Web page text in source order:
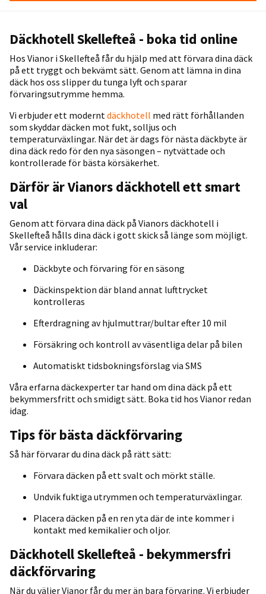
Däckhotell Skellefteå - boka tid online
Hos Vianor i Skellefteå får du hjälp med att förvara dina däck
på ett tryggt och bekvämt sätt. Genom att lämna in dina
däck hos oss slipper du tunga lyft och sparar
förvaringsutrymme hemma.
Vi erbjuder ett moderntdäckhotell med rätt förhållanden
som skyddar däcken mot fukt, solljus och
temperaturväxlingar. När det är dags för nästa däckbyte är
dina däck redo för den nya säsongen – nytvättade och
kontrollerade för bästa körsäkerhet.
Därför är Vianors däckhotell ett smart
val
Genom att förvara dina däck på Vianors däckhotell i
Skellefteå hålls dina däck i gott skick så länge som möjligt.
Vår service inkluderar:
Däckbyte och förvaring för en säsong
Däckinspektion där bland annat lufttrycket
kontrolleras
Efterdragning av hjulmuttrar/bultar efter 10 mil
Försäkring och kontroll av väsentliga delar på bilen
Automatiskt tidsbokningsförslag via SMS
Våra erfarna däckexperter tar hand om dina däck på ett
bekymmersfritt och smidigt sätt. Boka tid hos Vianor redan
idag.
Tips för bästa däckförvaring
Så här förvarar du dina däck på rätt sätt:
Förvara däcken på ett svalt och mörkt ställe.
Undvik fuktiga utrymmen och temperaturväxlingar.
Placera däcken på en ren yta där de inte kommer i
kontakt med kemikalier och oljor.
Däckhotell Skellefteå - bekymmersfri
däckförvaring
När du väljer Vianor får du mer än bara förvaring. Vi erbjuder